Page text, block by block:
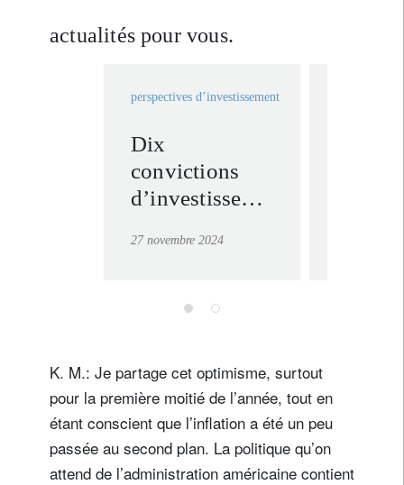
actualités pour vous.
perspectives d’investissement
Dix
convictions
d’investissement
27 novembre 2024
K. M.: Je partage cet optimisme, surtout
pour la première moitié de l’année, tout en
étant conscient que l’inflation a été un peu
passée au second plan. La politique qu’on
attend de l’administration américaine contient